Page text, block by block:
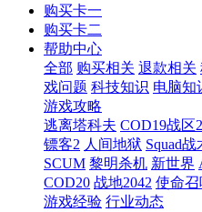
购买卡一
购买卡二
帮助中心
全部 购买相关 退款相关
戏问题 科技知识 电脑知
游戏攻略
逃离塔科夫 COD19战区2
镖客2 人间地狱 Squad战
SCUM 黎明杀机 新世界
COD20 战地2042 使命召
游戏经验 行业动态